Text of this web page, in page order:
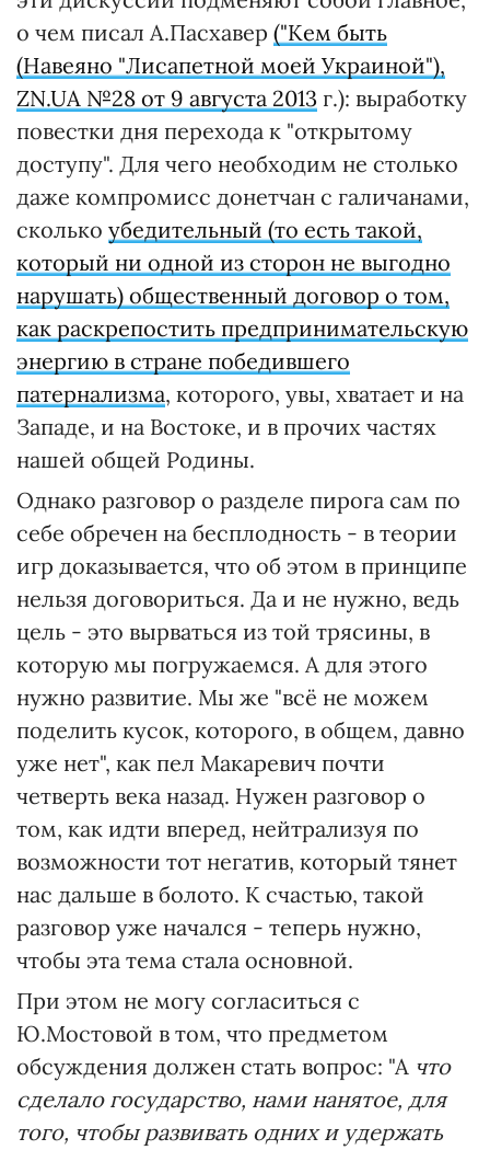
о чем писал А.Пасхавер ("Кем быть
(Навеяно "Лисапетной моей Украиной"),
ZN.UA №28 от 9 августа 2013 г.): выработку
повестки дня перехода к "открытому
доступу". Для чего необходим не столько
даже компромисс донетчан с галичанами,
сколько убедительный (то есть такой,
который ни одной из сторон не выгодно
нарушать) общественный договор о том,
как раскрепостить предпринимательскую
энергию в стране победившего
патернализма, которого, увы, хватает и на
Западе, и на Востоке, и в прочих частях
нашей общей Родины.
Однако разговор о разделе пирога сам по
себе обречен на бесплодность - в теории
игр доказывается, что об этом в принципе
нельзя договориться. Да и не нужно, ведь
цель - это вырваться из той трясины, в
которую мы погружаемся. А для этого
нужно развитие. Мы же "всё не можем
поделить кусок, которого, в общем, давно
уже нет", как пел Макаревич почти
четверть века назад. Нужен разговор о
том, как идти вперед, нейтрализуя по
возможности тот негатив, который тянет
нас дальше в болото. К счастью, такой
разговор уже начался - теперь нужно,
чтобы эта тема стала основной.
При этом не могу согласиться с
Ю.Мостовой в том, что предметом
обсуждения должен стать вопрос: "А что
сделало государство, нами нанятое, для
того, чтобы развивать одних и удержать